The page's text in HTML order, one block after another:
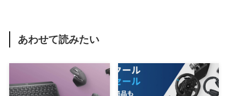
あわせて読みたい